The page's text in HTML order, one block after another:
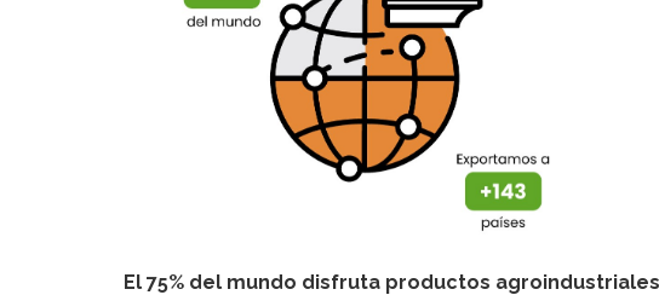
El 75% del mundo disfruta productos